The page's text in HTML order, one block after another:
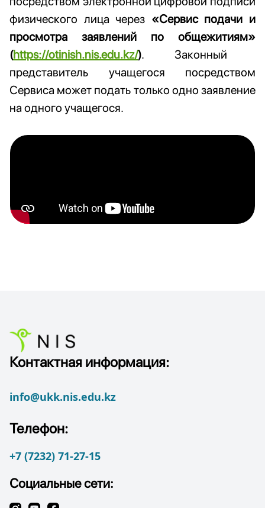
физического лица через «Сервис подачи и
просмотра заявлений по общежитиям»
(https://otinish.nis.edu.kz/). Законный
представитель учащегося посредством
Сервиса может подать только одно заявление
на одного учащегося.
Контактная информация:
info@ukk.nis.edu.kz
Телефон:
+7 (7232) 71-27-15
Социальные сети: